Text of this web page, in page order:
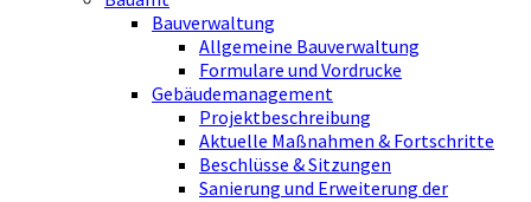
Bauverwaltung
Allgemeine Bauverwaltung
Formulare und Vordrucke
Gebäudemanagement
Projektbeschreibung
Aktuelle Maßnahmen & Fortschritte
Beschlüsse & Sitzungen
Sanierung und Erweiterung der